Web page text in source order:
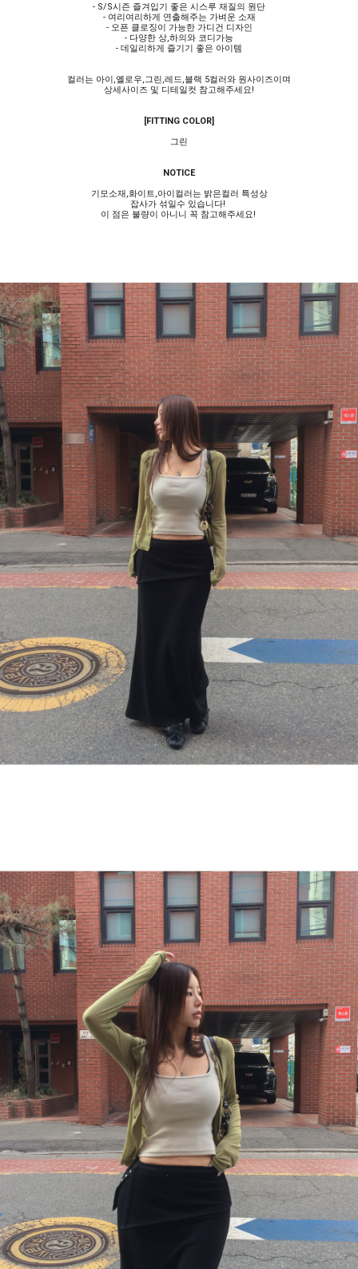
- S/S시즌 즐겨입기 좋은 시스루 재질의 원단
- 여리여리하게 연출해주는 가벼운 소재
- 오픈 클로징이 가능한 가디건 디자인
- 다양한 상,하의와 코디가능
- 데일리하게 즐기기 좋은 아이템
컬러는 아이,옐로우,그린,레드,블랙 5컬러와 원사이즈이며
상세사이즈 및 디테일컷 참고해주세요!
[FITTING COLOR]
그린
NOTICE
기모소재,화이트,아이컬러는 밝은컬러 특성상
잡사가 섞일수 있습니다!
이 점은 불량이 아니니 꼭 참고해주세요!